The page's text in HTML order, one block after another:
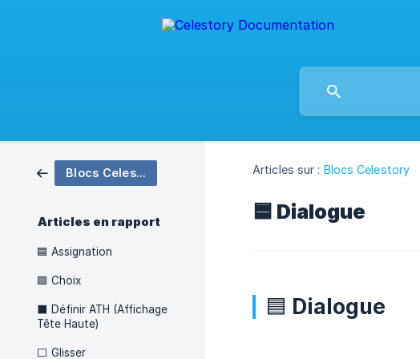
Blocs Celestory
Articles en rapport
🟦 Assignation
🟩 Choix
⬛ Définir ATH (Affichage
Tête Haute)
⬜ Glisser
Articles sur : Blocs Celestory
🟦 Dialogue
🟦 Dialogue